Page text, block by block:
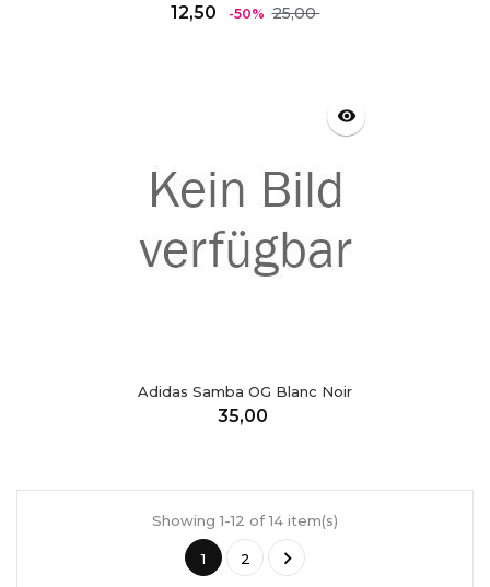
12,50
Regulärer
-50% 25,00Preis
visibility
Adidas Samba OG Blanc Noir
35,00
Showing 1-12 of 14 item(s)
1 2 